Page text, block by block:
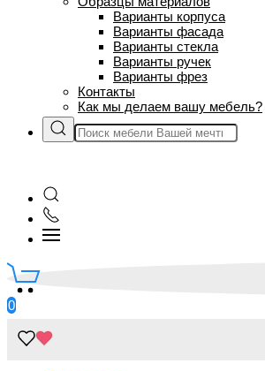
Варианты корпуса
Варианты фасада
Варианты стекла
Варианты ручек
Варианты фрез
Контакты
Как мы делаем вашу мебель?
0